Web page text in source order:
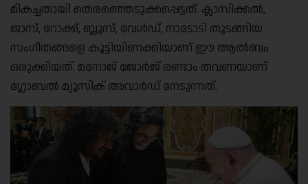
മികച്ചതായി തെരഞ്ഞെടുക്കപ്പെട്ടത്. ക്ലാസിക്കല്‍,
ജാസ്, റോക്ക്, ബ്ലൂസ്, വേള്‍ഡ്, നാടോടി തുടങ്ങിയ
സംഗീതങ്ങളെ കൂട്ടിയിണക്കിയാണ് ഈ ആല്‍ബം
ഒരുക്കിയത്. മനോജ് ജോര്‍ജ് രണ്ടാം തവണയാണ്
ഗ്ലോബല്‍ മ്യൂസിക് അവാര്‍ഡ് നേടുന്നത്.